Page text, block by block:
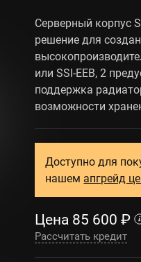
Серверный корпус
решение для
или SSI-EEB, 2
поддержка
возможности
Доступно для
нашем апгрейд
Цена 85 600 ₽
Рассчитать кредит